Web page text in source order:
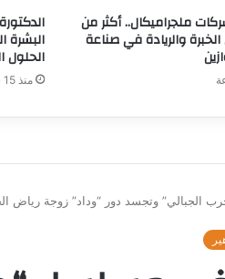
ملجراميكال.. أكثر من
الخبرة والريادة في صناعة البشرة
الحلول
منذ 15 ساعة